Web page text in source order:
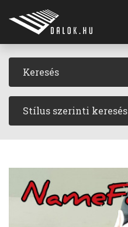
Stílus szerinti keresés